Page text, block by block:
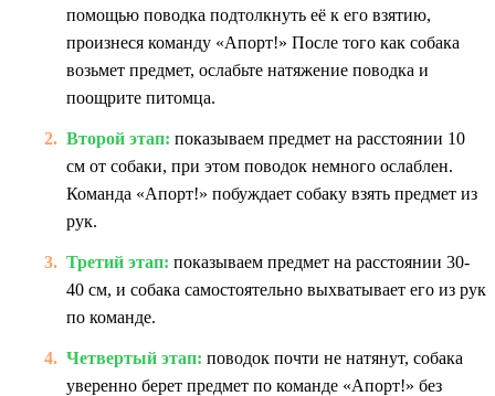
помощью поводка подтолкнуть её к его взятию,
произнеся команду «Апорт!» После того как собака
возьмет предмет, ослабьте натяжение поводка и
поощрите питомца.
Второй этап: показываем предмет на расстоянии 10
см от собаки, при этом поводок немного ослаблен.
Команда «Апорт!» побуждает собаку взять предмет из
рук.
Третий этап: показываем предмет на расстоянии 30-
40 см, и собака самостоятельно выхватывает его из рук
по команде.
Четвертый этап: поводок почти не натянут, собака
уверенно берет предмет по команде «Апорт!» без